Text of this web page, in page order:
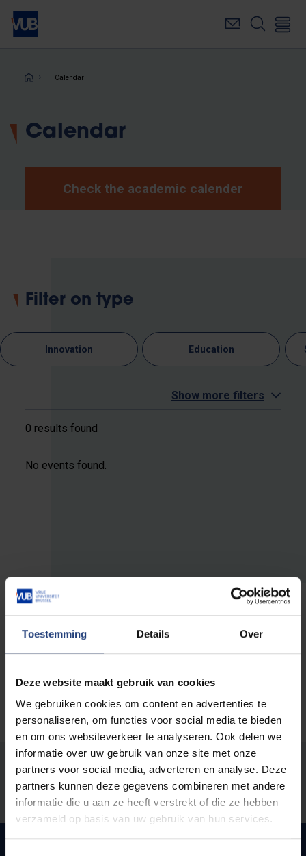
Toestemming Details Over
Deze website maakt gebruik van cookies
We gebruiken cookies om content en advertenties te
personaliseren, om functies voor social media te bieden
en om ons websiteverkeer te analyseren. Ook delen we
informatie over uw gebruik van onze site met onze
partners voor social media, adverteren en analyse. Deze
partners kunnen deze gegevens combineren met andere
informatie die u aan ze heeft verstrekt of die ze hebben
verzameld op basis van uw gebruik van hun services.
Skip
main
Breadcrumb
Calendar
Calendar
Check the academic calender
Filter on type
Innovation Education
Show more filters
0 results found
No events found.
Was there an error on this page?